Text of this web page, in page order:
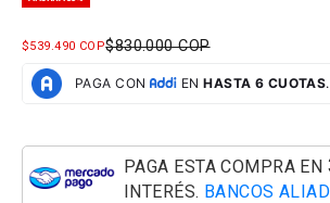
PRECIO DE OFERTA
$539.490 COPPRECIO NORMAL
$830.000 COP
PAGA ESTA COMPRA EN
INTERÉS. BANCOS